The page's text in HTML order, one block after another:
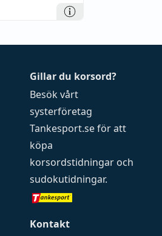
Gillar du korsord?
Besök vårt
systerföretag
Tankesport.seför att
köpa
korsordstidningar och
sudokutidningar.
Kontakt